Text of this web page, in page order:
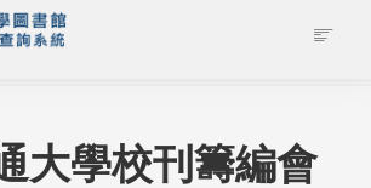
大學校刊籌編會